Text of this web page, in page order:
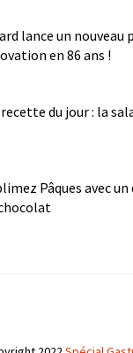
lance un nouveau
en 86 ans !
du jour : la
Pâques avec